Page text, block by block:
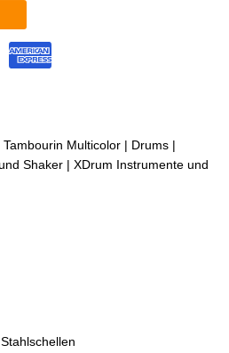
Multicolor | Drums |
Shaker | XDrum Instrumente und